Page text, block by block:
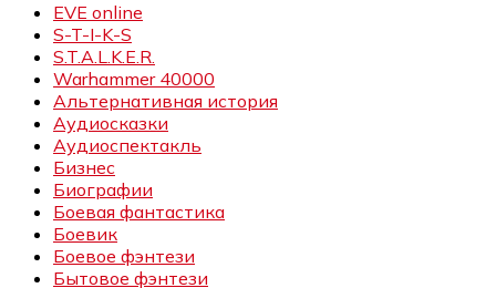
EVE online
S-T-I-K-S
S.T.A.L.K.E.R.
Warhammer 40000
Альтернативная история
Аудиосказки
Аудиоспектакль
Бизнес
Биографии
Боевая фантастика
Боевик
Боевое фэнтези
Бытовое фэнтези